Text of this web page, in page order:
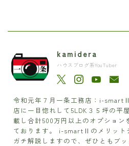
kamidera
ハウスブログ系YouTuber
令和元年７月一条工務店：i-
店に一目惚れして5LDK３５坪の平
載し合計500万円以上のオプション
ております。 i-smartⅡのメリット
ガチ解説しますので、ぜひともブ